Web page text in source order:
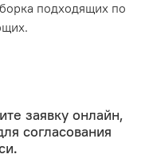
подходящих по
заявку онлайн,
согласования